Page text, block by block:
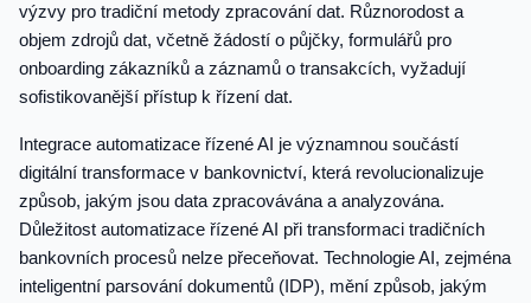
výzvy pro tradiční metody zpracování dat. Různorodost a
objem zdrojů dat, včetně žádostí o půjčky, formulářů pro
onboarding zákazníků a záznamů o transakcích, vyžadují
sofistikovanější přístup k řízení dat.
Integrace automatizace řízené AI je významnou součástí
digitální transformace v bankovnictví, která revolucionalizuje
způsob, jakým jsou data zpracovávána a analyzována.
Důležitost automatizace řízené AI při transformaci tradičních
bankovních procesů nelze přeceňovat. Technologie AI, zejména
inteligentní parsování dokumentů (IDP), mění způsob, jakým